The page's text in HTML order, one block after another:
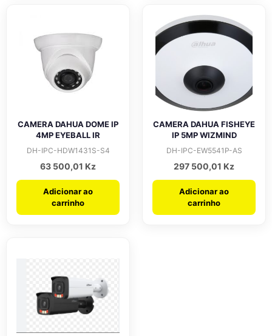
CAMERA DAHUA DOME IP
4MP EYEBALL IR
DH-IPC-HDW1431S-S4
63 500,01 Kz
Adicionar ao
carrinho
CAMERA DAHUA FISHEYE
IP 5MP WIZMIND
DH-IPC-EW5541P-AS
297 500,01 Kz
Adicionar ao
carrinho